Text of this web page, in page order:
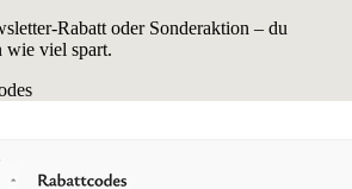
Rabatt oder Sonderaktion – du
wie viel spart.